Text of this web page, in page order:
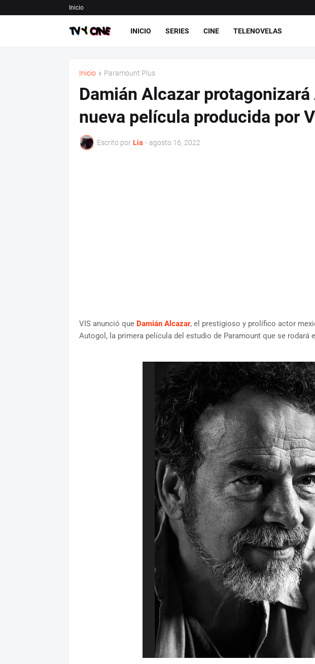
Inicio
INICIO SERIES CINE TELENOVELAS
Inicio Paramount Plus
Damián Alcazar
nueva película producida por
Escrito por Lia - agosto 16, 2022
VIS anunció que Damián Alcazar, el prestigioso y prolífico actor
Autogol, la primera película del estudio de Paramount que se rodará